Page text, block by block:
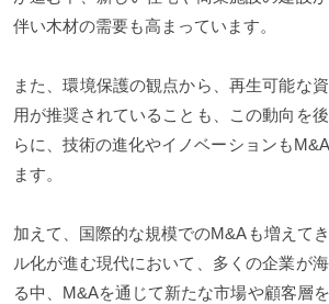
伴い木材の需要も高まっています。
また、環境保護の観点から、再生可能な
用が推奨されていることも、この動向を
らに、技術の進化やイノベーションも
ます。
加えて、国際的な規模でのM&Aも増えて
ル化が進む現代において、多くの企業が
る中、M&Aを通じて新たな市場や顧客層